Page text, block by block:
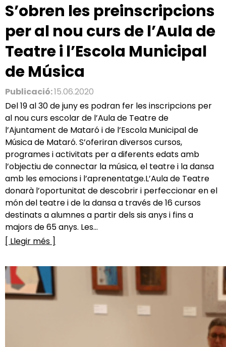
S’obren les preinscripcions
per al nou curs de l’Aula de
Teatre i l’Escola Municipal
de Música
Publicació:15.06.2020
Del 19 al 30 de juny es podran fer les inscripcions per
al nou curs escolar de l’Aula de Teatre de
l’Ajuntament de Mataró i de l’Escola Municipal de
Música de Mataró. S’oferiran diversos cursos,
programes i activitats per a diferents edats amb
l’objectiu de connectar la música, el teatre i la dansa
amb les emocions i l’aprenentatge.L’Aula de Teatre
donarà l’oportunitat de descobrir i perfeccionar en el
món del teatre i de la dansa a través de 16 cursos
destinats a alumnes a partir dels sis anys i fins a
majors de 65 anys. Les...
[ Llegir més ]